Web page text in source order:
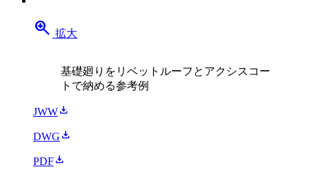
zoom_in 拡大
基礎廻りをリベットルーフとアクシスコー
トで納める参考例
JWWdownload
DWG download
PDFdownload